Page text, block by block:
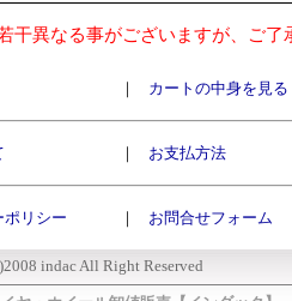
異なる事がございますが、ご了
｜ カートの中身を見る
｜ お支払方法
ポリシー ｜ お問合せフォーム
indac All Right Reserved